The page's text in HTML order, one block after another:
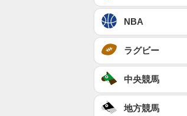
NBA
ラグビー
中央競馬
地方競馬